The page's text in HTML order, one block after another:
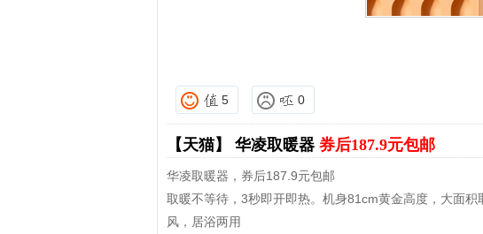
5 0
【天猫】 华凌取暖器 券后187.9元包邮
华凌取暖器，券后187.9元包邮
取暖不等待，3秒即开即热。机身81cm黄金高度，大面
风，居浴两用